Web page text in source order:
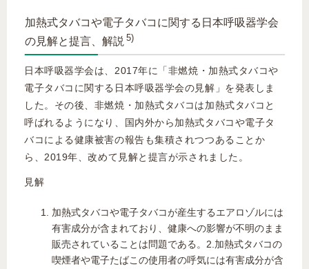
加熱式タバコや電子タバコに関する日本呼吸器学会
の見解と提言、解説 5)
日本呼吸器学会は、2017年に「非燃焼・加熱式タバコや
電子タバコに関する日本呼吸器学会の見解」を発表しま
した。その後、非燃焼・加熱式タバコは加熱式タバコと
呼ばれるようになり、国内外から加熱式タバコや電子タ
バコによる健康被害の報告も集積されつつあることか
ら、2019年、改めて見解と提言が示されました。
見解
加熱式タバコや電子タバコが産生するエアロゾルには
有害成分が含まれており、健康への影響が不明のまま
販売されていることは問題である。2.加熱式タバコの
喫煙者や電子たばこの使用者の呼気には有害成分が含